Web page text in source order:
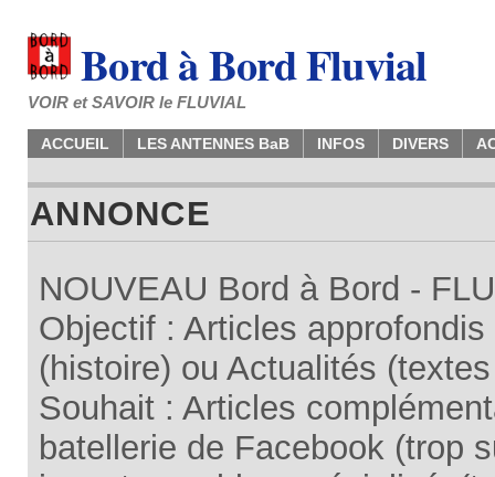
Bord à Bord Fluvial
VOIR et SAVOIR le FLUVIAL
ACCUEIL LES ANTENNES BaB INFOS DIVERS
ANNONCE
NOUVEAU Bord à Bord -
Objectif : Articles
(histoire) ou Actualités
Souhait : Articles
batellerie de Facebook (trop